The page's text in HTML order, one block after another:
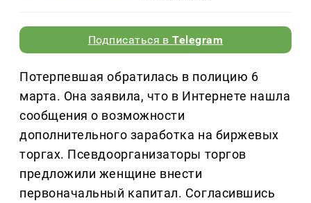
Подписаться вTelegram
Потерпевшая обратилась в полицию 6
марта. Она заявила, что в Интернете нашла
сообщения о возможности
дополнительного заработка на биржевых
торгах. Псевдоорганизаторы торгов
предложили женщине внести
первоначальный капитал. Согласившись